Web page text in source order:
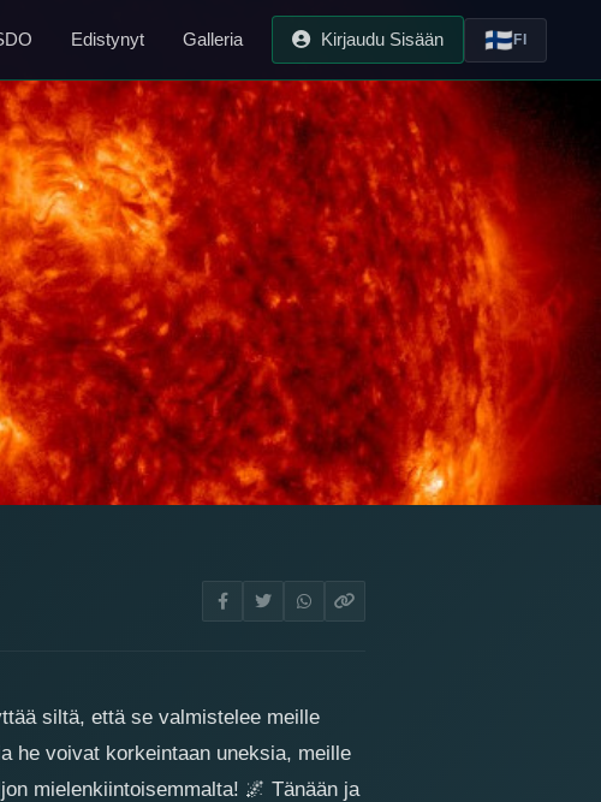
🇫🇮 FI
Kirjaudu Sisään
Edistynyt Galleria
siltä, että se valmistelee meille
he voivat korkeintaan uneksia, meille
mielenkiintoisemmalta! 🌌 Tänään ja